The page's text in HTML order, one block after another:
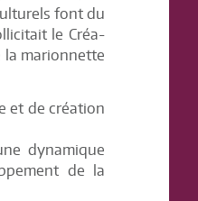
font du
le Créa-
la marionnette
et de création
dynamique
de la